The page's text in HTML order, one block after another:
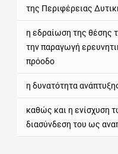
της Περιφέρειας
η εδραίωση της θέσης
την παραγωγή
πρόοδο
η δυνατότητα
καθώς και η ενίσχυση
διασύνδεση του ως